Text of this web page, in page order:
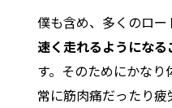
僕も含め、多くのロー
速く走れるようになる
す。そのためにかなり
常に筋肉痛だったり